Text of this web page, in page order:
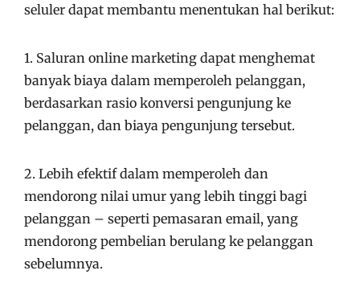
seluler dapat membantu menentukan hal berikut:
1. Saluran online marketing dapat menghemat
banyak biaya dalam memperoleh pelanggan,
berdasarkan rasio konversi pengunjung ke
pelanggan, dan biaya pengunjung tersebut.
2. Lebih efektif dalam memperoleh dan
mendorong nilai umur yang lebih tinggi bagi
pelanggan – seperti pemasaran email, yang
mendorong pembelian berulang ke pelanggan
sebelumnya.